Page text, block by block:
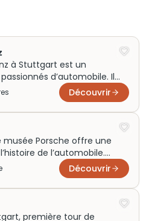
à Stuttgart est un
d’automobile. Il
constructeur allemand
de véhicules et
futuriste du bâtiment,
accueille des visiteurs
son rôle initial de
automobile, il forme
prisée du grand public.
à l’avance pour une visite
s Découvrir
Porsche offre une
de l’automobile.
audacieuses, il rend
à l’innovation. Initialement
de la marque, il est
pour les passionnés de
pensez à réserver vos
Découvrir
première tour de